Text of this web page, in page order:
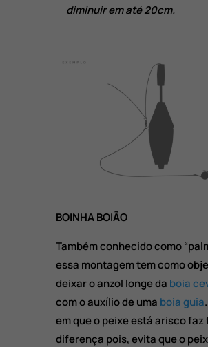
diminuir em até 20cm.
BOINHA BOIÃO
Também conhecido como
essa montagem tem como
deixar o anzol longe da boia
com o auxílio de uma boia guia
em que o peixe está arisco faz
diferença pois, evita que o